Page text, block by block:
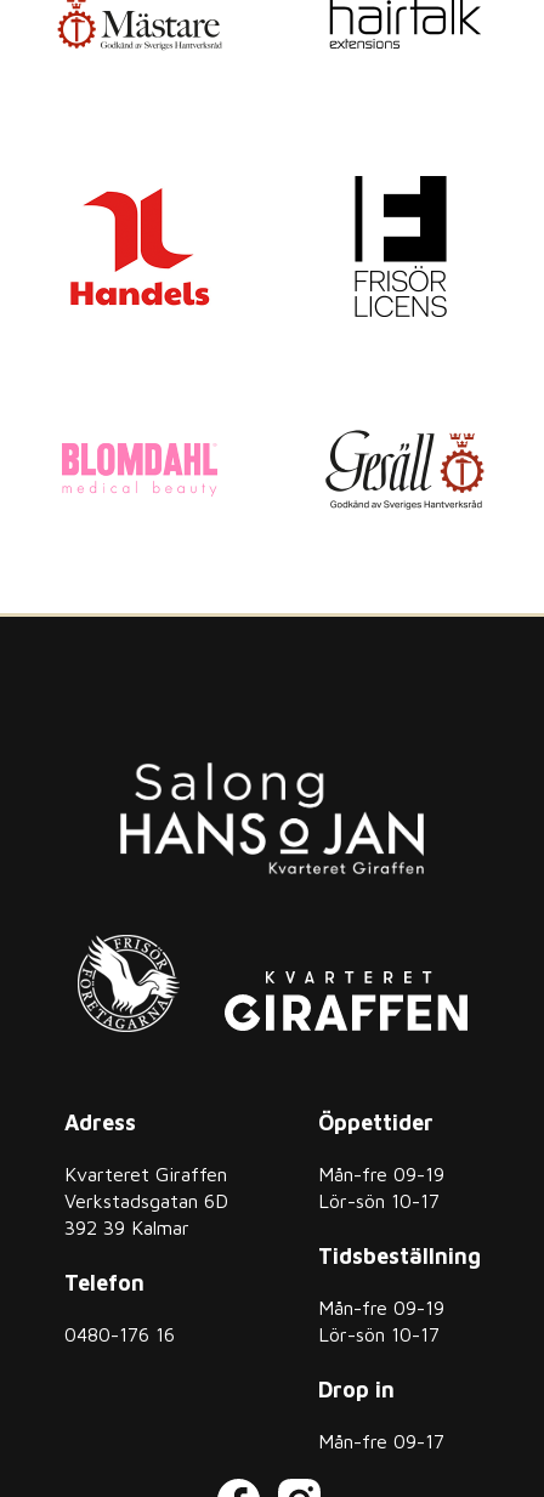
Adress
Kvarteret Giraffen
Verkstadsgatan 6D
392 39 Kalmar
Telefon
0480-176 16
Öppettider
Mån-fre 09-19
Lör-sön 10-17
Tidsbeställning
Mån-fre 09-19
Lör-sön 10-17
Drop in
Mån-fre 09-17